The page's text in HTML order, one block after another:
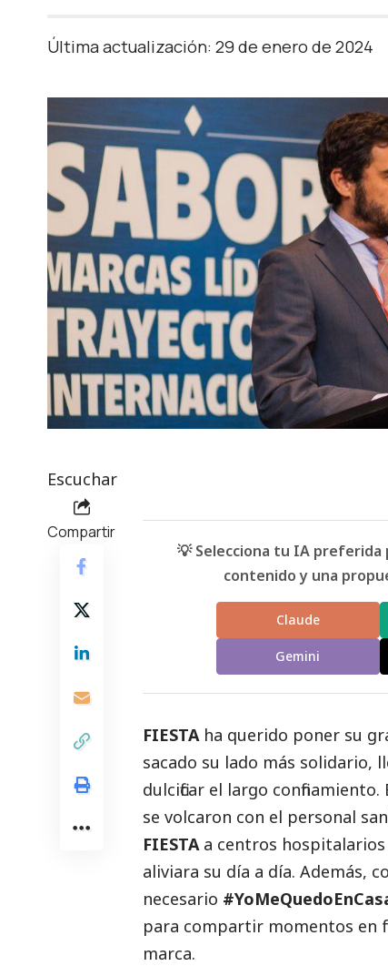
Última actualización: 29 de enero de 2024
Escuchar
Compartir
💡 Selecciona tu IA preferida
contenido y una
Claude
Gemini
FIESTAha querido poner su
sacado su lado más solidario,
dulcificar el largo
se volcaron con el personal
FIESTAa centros hospitalarios
aliviara su día a día. Además,
necesario
para compartir momentos en
marca.